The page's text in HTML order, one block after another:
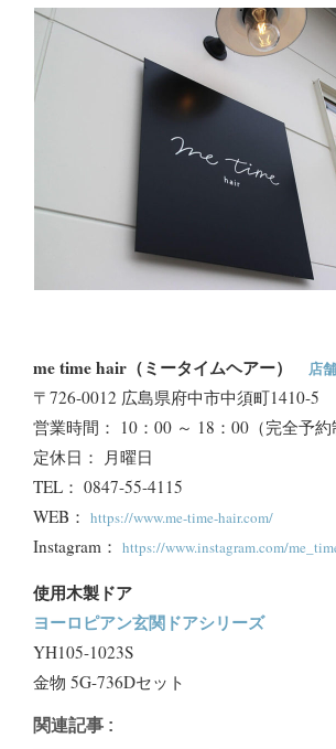
me time hair（ミータイムヘアー） 店
〒726-0012 広島県府中市中須町1410-5
営業時間： 10：00 ～ 18：00（完全予約
定休日： 月曜日
​TEL： 0847-55-4115
WEB： https://www.me-time-hair.com/
Instagram： https://www.instagram.com/
使用木製ドア
ヨーロピアン玄関ドアシリーズ
YH105-1023S
金物 5G-736Dセット
関連記事 :